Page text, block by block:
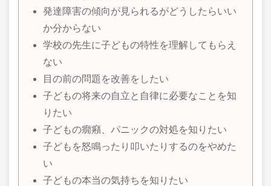
発達障害の傾向が見られるがどうしたらいい
か分からない
学校の先生に子どもの特性を理解してもらえ
ない
目の前の問題を改善をしたい
子どもの将来の自立と自律に必要なことを知
りたい
子どもの癇癪、パニックの対処を知りたい
子どもを怒鳴ったり叩いたりするのをやめた
い
子どもの本当の気持ちを知りたい